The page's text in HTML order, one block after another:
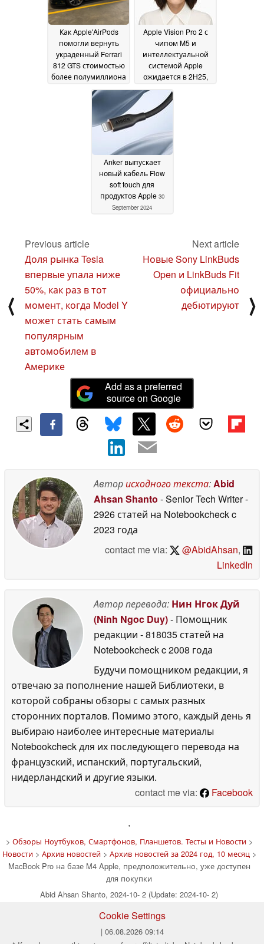
Как Apple'AirPods
помогли вернуть
украденный Ferrari
812 GTS стоимостью
более полумиллиона
02 October
2024
Apple Vision Pro 2 с
чипом M5 и
интеллектуальной
системой Apple
ожидается в 2H25,
никаких изменений
в характеристиках
дисплея и цене не
предвидится
September 2024
Anker выпускает
новый кабель Flow
soft touch для
продуктов Apple 30
September 2024
⟨
Previous article
Доля рынка Tesla
впервые упала ниже
50%, как раз в тот
момент, когда Model Y
может стать самым
популярным
автомобилем в
Америке
Next article
Новые Sony LinkBuds
Open и LinkBuds Fit
официально
дебютируют
⟩
Add as a preferred
source on Google
Авторисходного текста: Abid
Ahsan Shanto - Senior Tech Writer-
2926 статей на Notebookcheckc
2023 года
contact me via:
@AbidAhsan,
LinkedIn
Автор перевода: Нин Нгок Дуй
(Ninh Ngoc Duy)- Помощник
редакции - 818035 статей на
Notebookcheckc 2008 года
Будучи помощником редакции, я
отвечаю за пополнение нашей Библиотеки, в
которой собраны обзоры с самых разных
сторонних порталов. Помимо этого, каждый день я
выбираю наиболее интересные материалы
Notebookcheck для их последующего перевода на
французский, испанский, португальский,
нидерландский и другие языки.
contact me via:
Facebook
'
> Обзоры Ноутбуков, Смартфонов, Планшетов. Тесты и Новости>
Новости> Архив новостей> Архив новостей за 2024 год, 10 месяц >
MacBook Pro на базе M4 Apple, предположительно, уже доступен
для покупки
Abid Ahsan Shanto, 2024-10- 2 (Update: 2024-10- 2)
Cookie Settings
| 06.08.2026 09:14